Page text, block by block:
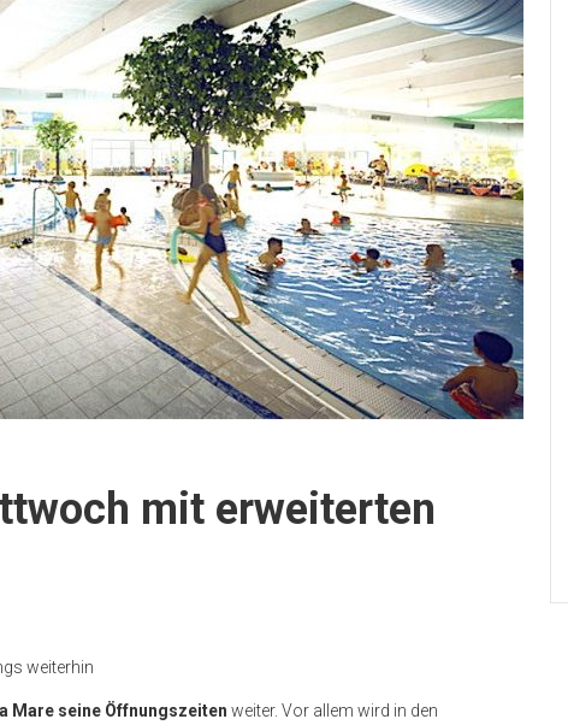
mit erweiterten
weiterhin
Mare seine Öffnungszeiten weiter. Vor allem wird in den